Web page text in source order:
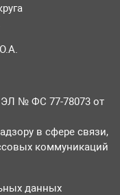
ЭЛ № ФС 77-78073 от
в сфере связи,
коммуникаций
данных